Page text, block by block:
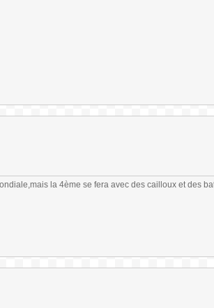
la 4ème se fera avec des cailloux et des